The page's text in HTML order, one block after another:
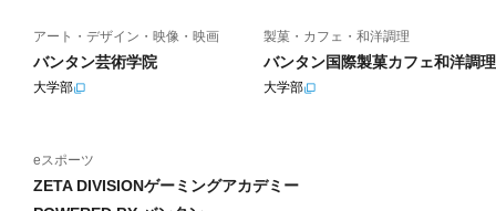
アート・デザイン・映像・映画
バンタン芸術学院
大学部
製菓・カフェ・和洋調理
バンタン国際製菓カフェ和洋調
大学部
eスポーツ
ZETA DIVISIONゲーミングアカデミー